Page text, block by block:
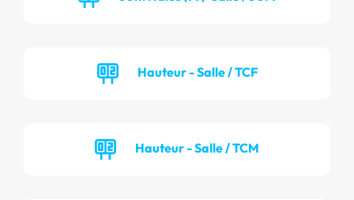
Hauteur - Salle / TCF
Hauteur - Salle / TCM